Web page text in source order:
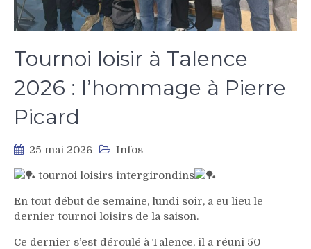
Tournoi loisir à Talence
2026 : l’hommage à Pierre
Picard
25 mai 2026 Infos
tournoi loisirs intergirondins
En tout début de semaine, lundi soir, a eu lieu le
dernier tournoi loisirs de la saison.
Ce dernier s’est déroulé à Talence, il a réuni 50